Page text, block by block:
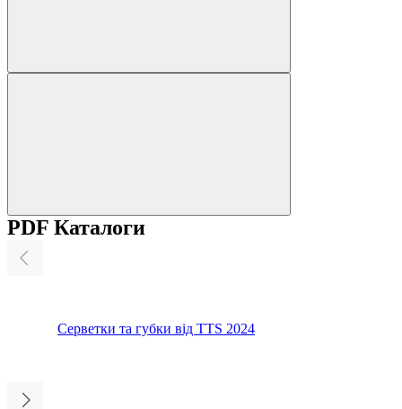
PDF Каталоги
Серветки та губки від TTS 2024